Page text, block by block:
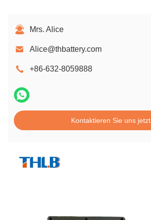
Mrs. Alice
Alice@thbattery.com
+86-632-8059888
Kontaktieren Sie uns jetzt